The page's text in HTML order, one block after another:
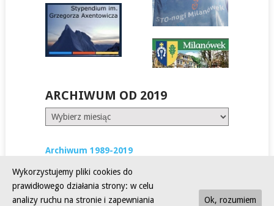
ARCHIWUM OD 2019
Archiwum
od
Archiwum 1989-2019
Wykorzystujemy pliki cookies do
prawidłowego działania strony: w celu
analizy ruchu na stronie i zapewniania
Ok, rozumiem